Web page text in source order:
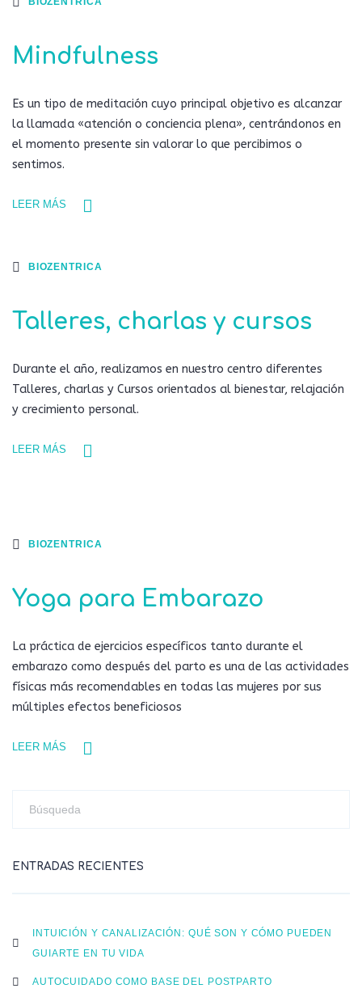
Mindfulness
Es un tipo de meditación cuyo principal objetivo es alcanzar
la llamada «atención o conciencia plena», centrándonos en
el momento presente sin valorar lo que percibimos o
sentimos.
LEER MÁS
BIOZENTRICA
Talleres, charlas y cursos
Durante el año, realizamos en nuestro centro diferentes
Talleres, charlas y Cursos orientados al bienestar, relajación
y crecimiento personal.
LEER MÁS
BIOZENTRICA
Yoga para Embarazo
La práctica de ejercicios específicos tanto durante el
embarazo como después del parto es una de las actividades
físicas más recomendables en todas las mujeres por sus
múltiples efectos beneficiosos
LEER MÁS
ENTRADAS RECIENTES
INTUICIÓN Y CANALIZACIÓN: QUÉ SON Y CÓMO PUEDEN
GUIARTE EN TU VIDA
AUTOCUIDADO COMO BASE DEL POSTPARTO